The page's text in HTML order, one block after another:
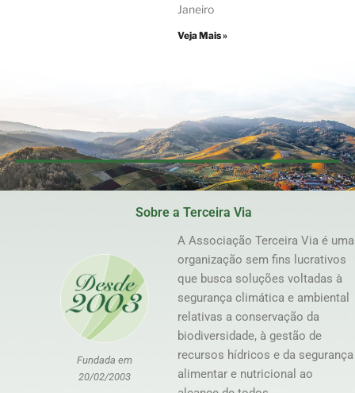
Janeiro
Veja Mais »
Sobre a Terceira Via
Fundada em
20/02/2003
A Associação Terceira Via é uma
organização sem fins lucrativos
que busca soluções voltadas à
segurança climática e ambiental
relativas a conservação da
biodiversidade, à gestão de
recursos hídricos e da segurança
alimentar e nutricional ao